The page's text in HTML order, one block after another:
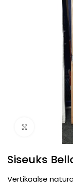
Click to
Siseuks
Vertikaalse